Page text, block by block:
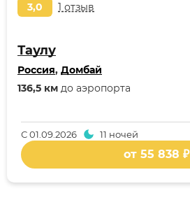
3,0 1 отзыв
Таулу
Россия, Домбай
136,5 км до аэропорта
С01.09.2026 11 ночей
от 55 838 ₽